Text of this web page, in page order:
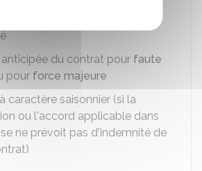
anticipée du contrat à l'initiative
anticipée du contrat pour faute
pour force majeure
caractère saisonnier (si la
ou l'accord applicable dans
ne prévoit pas d'indemnité de